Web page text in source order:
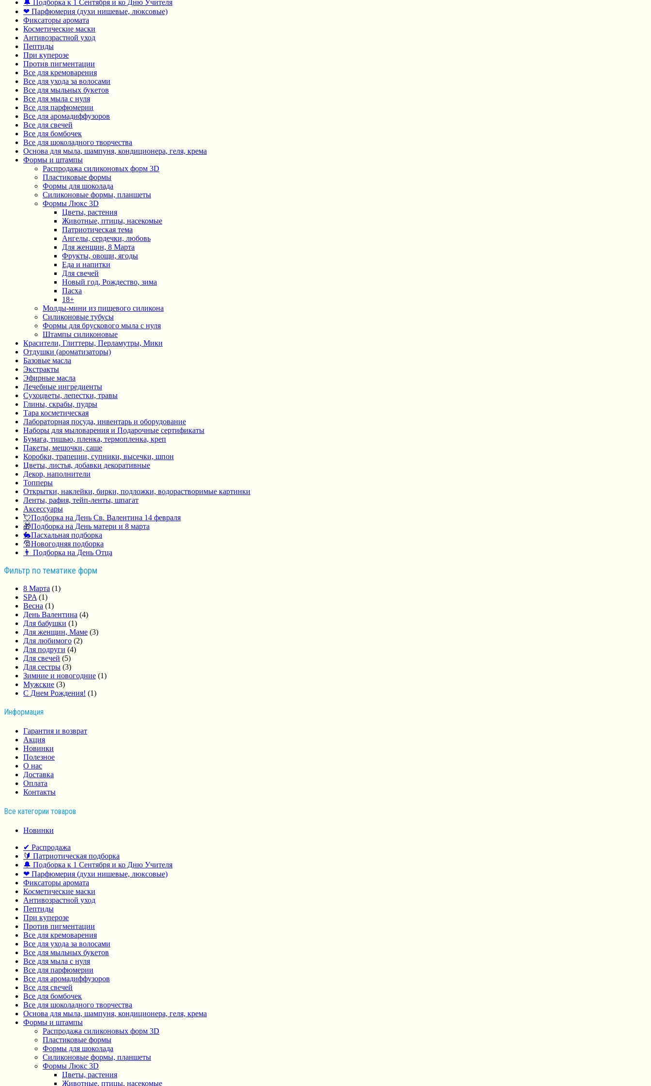
🔔 Подборка к 1 Сентября и ко Дню Учителя
❤ Парфюмерия (духи нишевые, люксовые)
Фиксаторы аромата
Косметические маски
Антивозрастной уход
Пептиды
При куперозе
Против пигментации
Все для кремоварения
Все для ухода за волосами
Все для мыльных букетов
Все для мыла с нуля
Все для парфюмерии
Все для аромадиффузоров
Все для свечей
Все для бомбочек
Все для шоколадного творчества
Основа для мыла, шампуня, кондиционера, геля, крема
Формы и штампы
Распродажа силиконовых форм 3D
Пластиковые формы
Формы для шоколада
Силиконовые формы, планшеты
Формы Люкс 3D
Цветы, растения
Животные, птицы, насекомые
Патриотическая тема
Ангелы, сердечки, любовь
Для женщин, 8 Марта
Фрукты, овощи, ягоды
Еда и напитки
Для свечей
Новый год, Рождество, зима
Пасха
18+
Молды-мини из пищевого силикона
Силиконовые тубусы
Формы для брускового мыла с нуля
Штампы силиконовые
Красители, Глиттеры, Перламутры, Мики
Отдушки (ароматизаторы)
Базовые масла
Экстракты
Эфирные масла
Лечебные ингредиенты
Сухоцветы, лепестки, травы
Глины, скрабы, пудры
Тара косметическая
Лабораторная посуда, инвентарь и оборудование
Наборы для мыловарения и Подарочные сертификаты
Бумага, тишью, пленка, термопленка, креп
Пакеты, мешочки, саше
Коробки, трапеции, супники, высечки, шпон
Цветы, листья, добавки декоративные
Декор, наполнители
Топперы
Открытки, наклейки, бирки, подложки, водорастворимые картинки
Ленты, рафия, тейп-ленты, шпагат
Аксессуары
💘Подборка на День Св. Валентина 14 февраля
🎁Подборка на День матери и 8 марта
🐇Пасхальная подборка
🎅Новогодняя подборка
👨 Подборка на День Отца
Фильтр по тематике форм
8 Марта (1)
SPA (1)
Весна (1)
День Валентина (4)
Для бабушки (1)
Для женщин, Маме (3)
Для любимого (2)
Для подруги (4)
Для свечей (5)
Для сестры (3)
Зимние и новогодние (1)
Мужские (3)
С Днем Рождения! (1)
Информация
Гарантия и возврат
Акция
Новинки
Полезное
О нас
Доставка
Оплата
Контакты
Все категории товаров
Новинки
✔ Распродажа
🔰 Патриотическая подборка
🔔 Подборка к 1 Сентября и ко Дню Учителя
❤ Парфюмерия (духи нишевые, люксовые)
Фиксаторы аромата
Косметические маски
Антивозрастной уход
Пептиды
При куперозе
Против пигментации
Все для кремоварения
Все для ухода за волосами
Все для мыльных букетов
Все для мыла с нуля
Все для парфюмерии
Все для аромадиффузоров
Все для свечей
Все для бомбочек
Все для шоколадного творчества
Основа для мыла, шампуня, кондиционера, геля, крема
Формы и штампы
Распродажа силиконовых форм 3D
Пластиковые формы
Формы для шоколада
Силиконовые формы, планшеты
Формы Люкс 3D
Цветы, растения
Животные, птицы, насекомые